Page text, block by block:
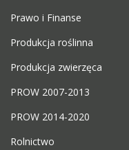
Prawo i Finanse
Produkcja roślinna
Produkcja zwierzęca
PROW 2007-2013
PROW 2014-2020
Rolnictwo